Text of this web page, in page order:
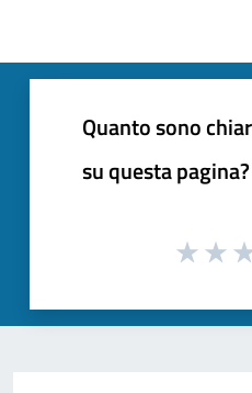
Quanto sono
su questa pagina?